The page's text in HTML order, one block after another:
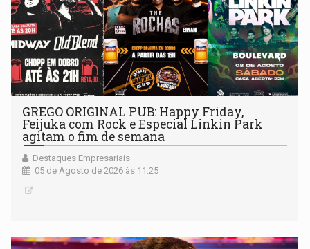
GREGO ORIGINAL PUB: Happy Friday,
Feijuka com Rock e Especial Linkin Park
agitam o fim de semana
Destaques Empresariais
05 de Agosto de 2026 às 11:25